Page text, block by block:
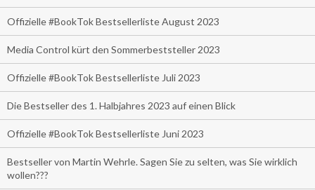
Offizielle #BookTok Bestsellerliste August 2023
Media Control kürt den Sommerbeststeller 2023
Offizielle #BookTok Bestsellerliste Juli 2023
Die Bestseller des 1. Halbjahres 2023 auf einen Blick
Offizielle #BookTok Bestsellerliste Juni 2023
Bestseller von Martin Wehrle. Sagen Sie zu selten, was Sie wirklich
wollen???